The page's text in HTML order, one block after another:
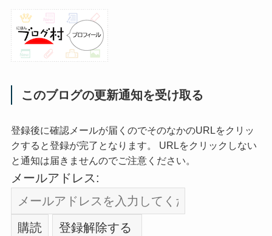
このブログの更新通知を受け取る
登録後に確認メールが届くのでそのなかのURLをクリッ
クすると登録が完了となります。 URLをクリックしない
と通知は届きませんのでご注意ください。
メールアドレス: